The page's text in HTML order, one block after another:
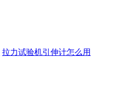
拉力试验机引伸计怎么用